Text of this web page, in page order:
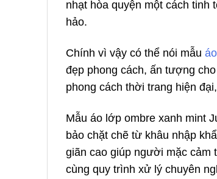
nhạt hòa quyện một cách tinh
hảo.
Chính vì vậy có thể nói mẫu
đẹp phong cách, ấn tượng
phong cách thời trang hiện
Mẫu áo lớp ombre xanh mint
bảo chặt chẽ từ khâu nhập
giãn cao giúp người mặc cảm
cùng quy trình xử lý chuyên